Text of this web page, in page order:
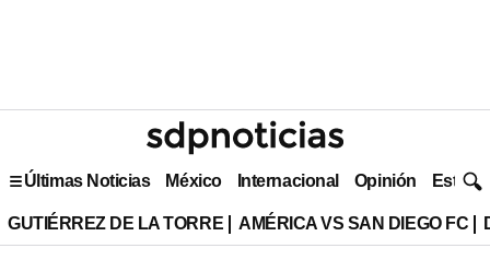
Últimas Noticias México Internacional Opinión Estilo
GUTIÉRREZ DE LA TORRE AMÉRICA VS SAN DIEGO FC